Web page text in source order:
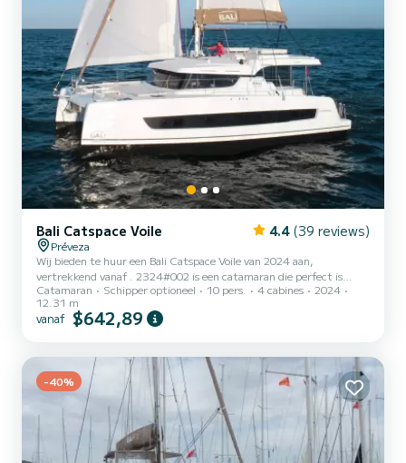
Bali Catspace Voile 4.4 (39 reviews)
Préveza
Wij bieden te huur een Bali Catspace Voile van 2024 aan,
vertrekkend vanaf . 2324#002 is een catamaran die perfect is
aangepast voor alle verhuur. Deze catamaran is zeer aangenaam om
te hanteren voor een cruise van een week of langer. U gaat een
uitzonderlijke cruise beleven op deze catamaran van 12 meter. U
Catspace Voile is uitgerust met 4 toiletten met een douche. De...
Catamaran Schipper optioneel 10 pers. 4 cabines
2024
12.31 m
vanaf $642,89
-40%